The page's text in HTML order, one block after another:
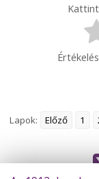
Lapok: Előző 1